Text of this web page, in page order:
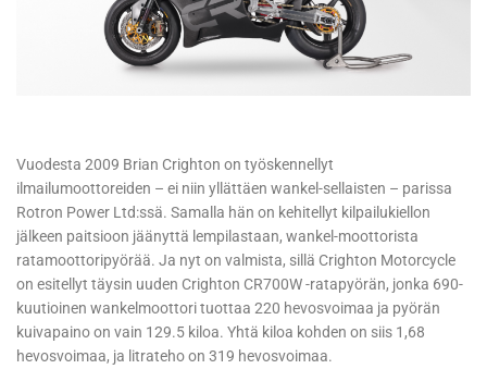
Vuodesta 2009 Brian Crighton on työskennellyt
ilmailumoottoreiden – ei niin yllättäen wankel-sellaisten – parissa
Rotron Power Ltd:ssä. Samalla hän on kehitellyt kilpailukiellon
jälkeen paitsioon jäänyttä lempilastaan, wankel-moottorista
ratamoottoripyörää. Ja nyt on valmista, sillä Crighton Motorcycle
on esitellyt täysin uuden Crighton CR700W -ratapyörän, jonka 690-
kuutioinen wankelmoottori tuottaa 220 hevosvoimaa ja pyörän
kuivapaino on vain 129.5 kiloa. Yhtä kiloa kohden on siis 1,68
hevosvoimaa, ja litrateho on 319 hevosvoimaa.